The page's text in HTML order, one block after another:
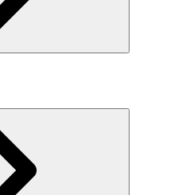
の取り組み（日本）
取り組み（米国/英語）
ストリー
用情報